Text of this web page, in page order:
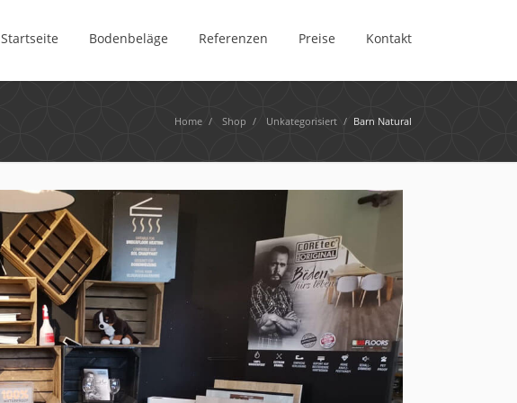
Startseite Bodenbeläge Referenzen Preise Kontakt
Home / Shop / Unkategorisiert / Barn Natural